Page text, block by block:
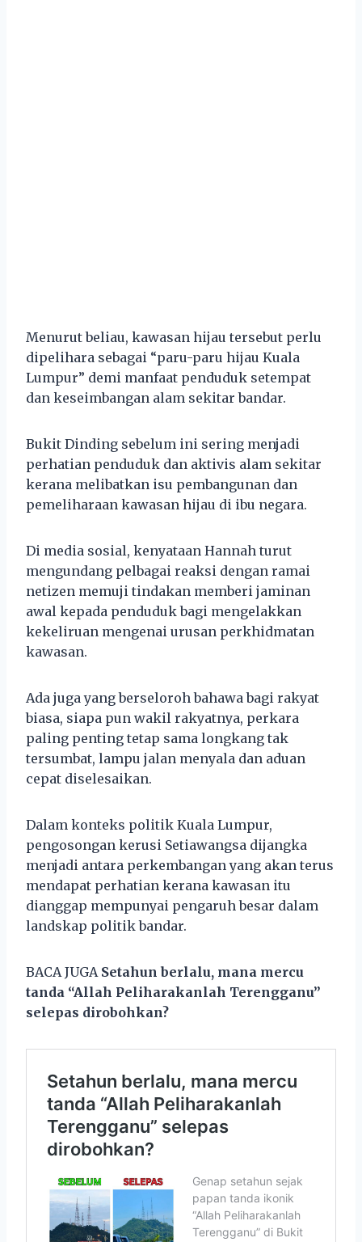
Menurut beliau, kawasan hijau tersebut perlu
dipelihara sebagai “paru-paru hijau Kuala
Lumpur” demi manfaat penduduk setempat
dan keseimbangan alam sekitar bandar.
Bukit Dinding sebelum ini sering menjadi
perhatian penduduk dan aktivis alam sekitar
kerana melibatkan isu pembangunan dan
pemeliharaan kawasan hijau di ibu negara.
Di media sosial, kenyataan Hannah turut
mengundang pelbagai reaksi dengan ramai
netizen memuji tindakan memberi jaminan
awal kepada penduduk bagi mengelakkan
kekeliruan mengenai urusan perkhidmatan
kawasan.
Ada juga yang berseloroh bahawa bagi rakyat
biasa, siapa pun wakil rakyatnya, perkara
paling penting tetap sama longkang tak
tersumbat, lampu jalan menyala dan aduan
cepat diselesaikan.
Dalam konteks politik Kuala Lumpur,
pengosongan kerusi Setiawangsa dijangka
menjadi antara perkembangan yang akan terus
mendapat perhatian kerana kawasan itu
dianggap mempunyai pengaruh besar dalam
landskap politik bandar.
BACA JUGA Setahun berlalu, mana mercu
tanda “Allah Peliharakanlah Terengganu”
selepas dirobohkan?